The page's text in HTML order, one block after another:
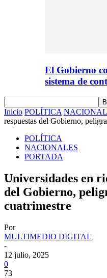
El Gobierno
sistema de
Inicio POLÍTICA
respuestas del Gobierno,
POLÍTICA
NACIONALES
PORTADA
Universidades en
del Gobierno,
cuatrimestre
Por
MULTIMEDIO DIGITAL
-
12 julio, 2025
0
73